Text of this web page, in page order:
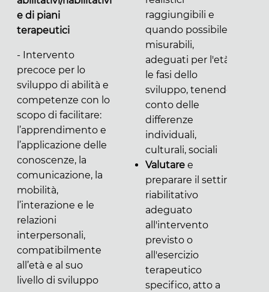
e di piani
terapeutici
- Intervento
precoce per lo
sviluppo di abilità e
competenze con lo
scopo di facilitare:
l’apprendimento e
l’applicazione delle
conoscenze, la
comunicazione, la
mobilità,
l’interazione e le
relazioni
interpersonali,
compatibilmente
all’età e al suo
livello di sviluppo
raggiungibili e
quando possibile
misurabili,
adeguati per l'età e
le fasi dello
sviluppo, tenendo
conto delle
differenze
individuali,
culturali, sociali
Valutare e
preparare il setting
riabilitativo
adeguato
all'intervento
previsto o
all'esercizio
terapeutico
specifico, atto a